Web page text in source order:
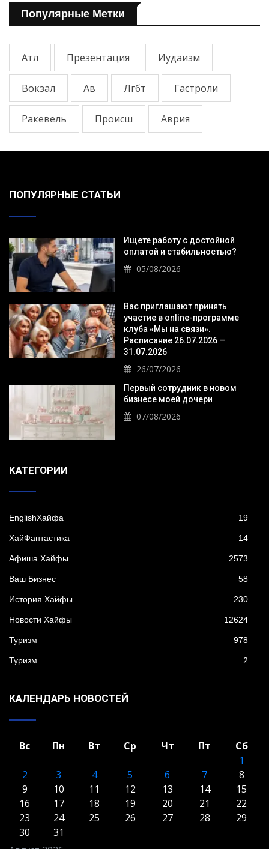
Популярные Метки
Атл Презентация Иудаизм
Вокзал Ав Лгбт Гастроли
Ракевель Происш Аврия
ПОПУЛЯРНЫЕ СТАТЬИ
Ищете работу с достойной
оплатой и стабильностью?
05/08/2026
Вас приглашают принять
участие в online-программе
клуба «Мы на связи».
Расписание 26.07.2026 —
31.07.2026
26/07/2026
Первый сотрудник в новом
бизнесе моей дочери
07/08/2026
KАТЕГОРИИ
EnglishХайфа 19
XайФантастика 14
Афиша Хайфы 2573
Ваш Бизнес 58
История Хайфы 230
Новости Хайфы 12624
Туризм 978
Туризм 2
КАЛЕНДАРЬ НОВОСТЕЙ
Вс Пн Вт Ср Чт Пт
Сб
1
2
3 4 5 6 7
8
9
10 11 12 13 14
15
16
17 18 19 20 21
22
23
24 25 26 27 28
29
30
31